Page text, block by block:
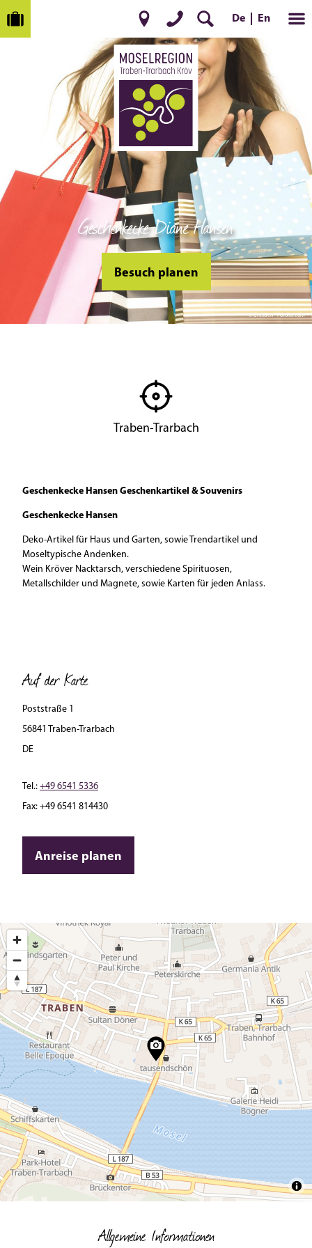
De En
© dresden - Fotolia.com
Geschenkecke Diane Hansen
Besuch planen
Traben-Trarbach
Geschenkecke Hansen Geschenkartikel & Souvenirs
Geschenkecke Hansen
Deko-Artikel für Haus und Garten, sowie Trendartikel und
Moseltypische Andenken.
Wein Kröver Nacktarsch, verschiedene Spirituosen,
Metallschilder und Magnete, sowie Karten für jeden Anlass.
Auf der Karte
Poststraße 1
56841 Traben-Trarbach
DE
Tel.: +49 6541 5336
Fax: +49 6541 814430
Anreise planen
Allgemeine Informationen